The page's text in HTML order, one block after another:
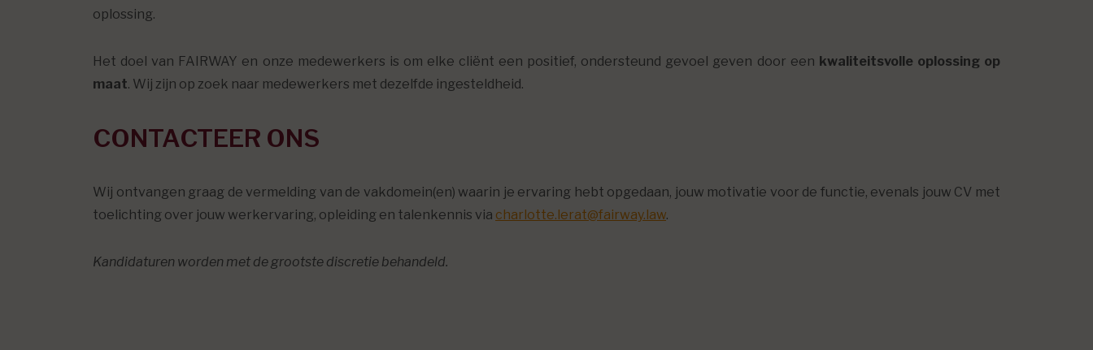
oplossing.
Het doel van FAIRWAY en onze medewerkers is om elke cliënt een positief, ondersteund gevoel geven door een kwaliteitsvolle oplossing op
maat. Wij zijn op zoek naar medewerkers met dezelfde ingesteldheid.
CONTACTEER ONS
Wij ontvangen graag de vermelding van de vakdomein(en) waarin je ervaring hebt opgedaan, jouw motivatie voor de functie, evenals jouw CV met
toelichting over jouw werkervaring, opleiding en talenkennis via charlotte.lerat@fairway.law.
Kandidaturen worden met de grootste discretie behandeld.